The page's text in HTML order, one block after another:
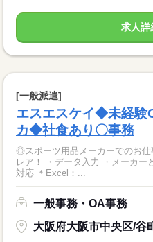
求人詳
[一般派遣]
エスエスケイ◆未経
カ◆社食あり〇事務
◎スポーツ用品メーカーでのお
レア！ ・データ入力 ・メーカーとの商品手配 ・電話対応 ・メール
対応 ＊Excel：...
一般事務・OA事務
大阪府大阪市中央区/谷